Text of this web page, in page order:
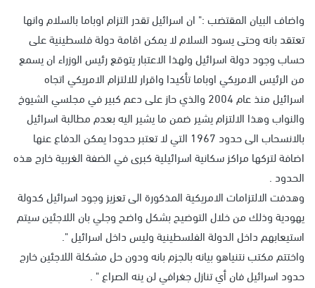
واضاف البيان المقتضب :" ان اسرائيل تقدر التزام اوباما بالسلام وانها
تعتقد بانه وحتى يسود السلام لا يمكن اقامة دولة فلسطينية على
حساب وجود دولة اسرائيل ولهذا الاعتبار يتوقع رئيس الوزراء ان يسمع
من الرئيس الامريكي اوباما تأكيدا واقرار للالتزام الامريكي اتجاه
اسرائيل منذ عام 2004 والذي حاز على دعم كبير في مجلسي الشيوخ
والنواب وهذا الالتزام يشير ضمن ما يشير اليه بعدم مطالبة اسرائيل
بالانسحاب الى حدود 1967 التي لا تعتبر حدودا يمكن الدفاع عنها
اضافة لتركها مراكز سكانية اسرائيلية كبرى في الضفة الغربية خارج هذه
الحدود .
وهدفت الالتزامات الامريكية المذكورة الى تعزيز وجود اسرائيل كدولة
يهودية وذلك من خلال التوضيح بشكل واضح وجلي بان اللاجئين سيتم
استيعابهم داخل الدولة الفلسطينية وليس داخل اسرائيل ".
واختتم مكتب نتنياهو بيانه بالجزم بانه ودون حل مشكلة اللاجئين خارج
حدود اسرائيل فان أي تنازل جغرافي لن ينه الصراع " .